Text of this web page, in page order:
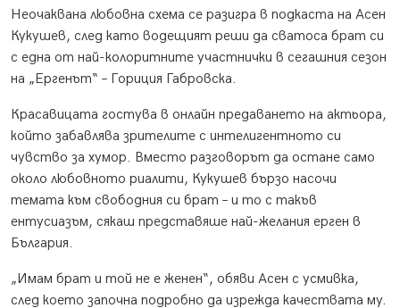
Неочаквана любовна схема се разигра в подкаста на Асен
Кукушев, след като водещият реши да сватоса брат си
с една от най-колоритните участнички в сегашния сезон
на „Ергенът“ – Гориция Габровска.
Красавицата гостува в онлайн предаването на актьора,
който забавлява зрителите с интелигентното си
чувство за хумор. Вместо разговорът да остане само
около любовното риалити, Кукушев бързо насочи
темата към свободния си брат – и то с такъв
ентусиазъм, сякаш представяше най-желания ерген в
България.
„Имам брат и той не е женен“, обяви Асен с усмивка,
след което започна подробно да изрежда качествата му.